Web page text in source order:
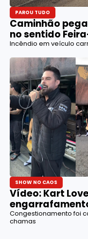
PAROU TUDO
Caminhão
no sentido
Incêndio em veículo
SHOW NO CAOS
Vídeo: Kart
Congestionamento foi
chamas